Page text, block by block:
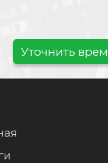
Уточнить